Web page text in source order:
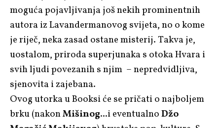
moguća pojavljivanja još nekih prominentnih
autora iz Lavandermanovog svijeta, no o kome
je riječ, neka zasad ostane misterij. Takva je,
uostalom, priroda superjunaka s otoka Hvara i
svih ljudi povezanih s njim – nepredvidljiva,
sjenovita i zajebana.
Ovog utorka u Booksi će se pričati o najboljem
brku (nakonMišinog...i eventualnoDžo